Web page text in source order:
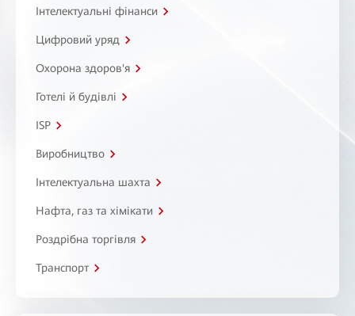
Інтелектуальні фінанси
Цифровий уряд
Охорона здоров'я
Готелі й будівлі
ISP
Виробництво
Інтелектуальна шахта
Нафта, газ та хімікати
Роздрібна торгівля
Транспорт